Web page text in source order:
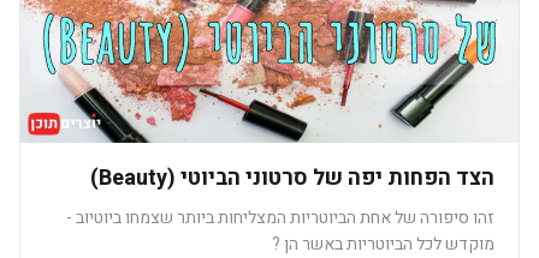
הצד הפחות יפה של סרטוני הביוטי (Beauty)
זהו סיפורה של אחת הביוטריות המצליחות ביותר שצמחו ביוטיוב -
מוקדש לכל הביוטריות באשר הן ?